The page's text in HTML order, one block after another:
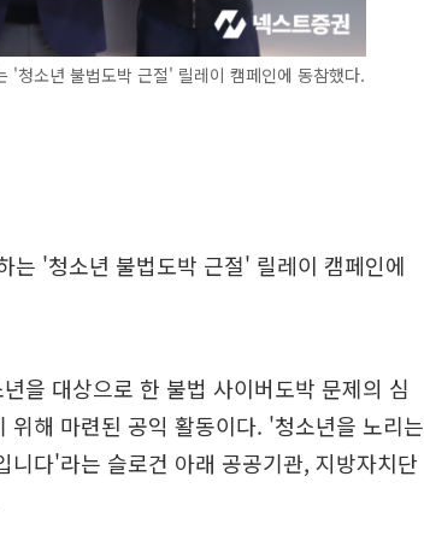
청소년 불법도박 근절' 릴레이 캠페인에 동참했다.
는 '청소년 불법도박 근절' 릴레이 캠페인에
을 대상으로 한 불법 사이버도박 문제의 심
해 마련된 공익 활동이다. '청소년을 노리는
다'라는 슬로건 아래 공공기관, 지방자치단